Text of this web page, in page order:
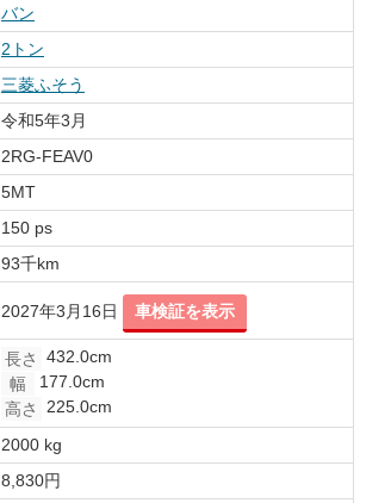
バン
2トン
三菱ふそう
令和5年3月
2RG-FEAV0
5MT
150 ps
93千km
2027年3月16日 車検証を表示
長さ
432.0cm
幅
177.0cm
高さ
225.0cm
2000 kg
8,830円